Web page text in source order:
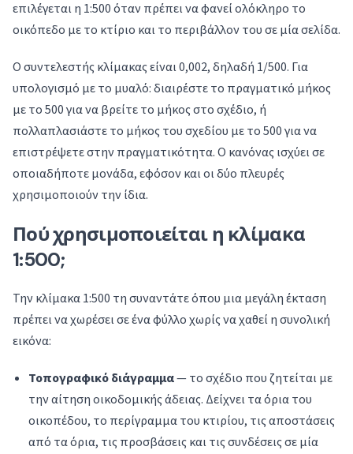
επιλέγεται η 1:500 όταν πρέπει να φανεί ολόκληρο το
οικόπεδο με το κτίριο και το περιβάλλον του σε μία σελίδα.
Ο συντελεστής κλίμακας είναι 0,002, δηλαδή 1/500. Για
υπολογισμό με το μυαλό: διαιρέστε το πραγματικό μήκος
με το 500 για να βρείτε το μήκος στο σχέδιο, ή
πολλαπλασιάστε το μήκος του σχεδίου με το 500 για να
επιστρέψετε στην πραγματικότητα. Ο κανόνας ισχύει σε
οποιαδήποτε μονάδα, εφόσον και οι δύο πλευρές
χρησιμοποιούν την ίδια.
Πού χρησιμοποιείται η κλίμακα
1:500;
Την κλίμακα 1:500 τη συναντάτε όπου μια μεγάλη έκταση
πρέπει να χωρέσει σε ένα φύλλο χωρίς να χαθεί η συνολική
εικόνα:
Τοπογραφικό διάγραμμα— το σχέδιο που ζητείται με
την αίτηση οικοδομικής άδειας. Δείχνει τα όρια του
οικοπέδου, το περίγραμμα του κτιρίου, τις αποστάσεις
από τα όρια, τις προσβάσεις και τις συνδέσεις σε μία